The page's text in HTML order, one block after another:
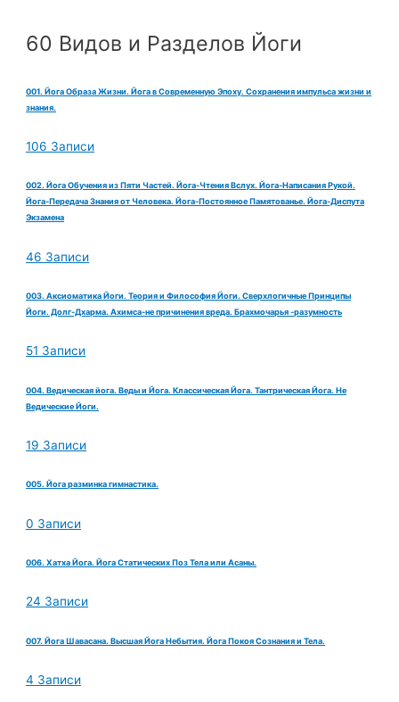
60 Видов и Разделов Йоги
001. Йога Образа Жизни. Йога в Современную Эпоху. Сохранения импульса жизни и
знания.
106 Записи
002. Йога Обучения из Пяти Частей. Йога-Чтения Вслух. Йога-Написания Рукой.
Йога-Передача Знания от Человека. Йога-Постоянное Памятованье. Йога-Диспута
Экзамена
46 Записи
003. Аксиоматика Йоги. Теория и Философия Йоги. Сверхлогичные Принципы
Йоги. Долг-Дхарма. Ахимса-не причинения вреда. Брахмочарья -разумность
51 Записи
004. Ведическая йога. Веды и Йога. Классическая Йога. Тантрическая Йога. Не
Ведические Йоги.
19 Записи
005. Йога разминка гимнастика.
0 Записи
006. Хатха Йога. Йога Статических Поз Тела или Асаны.
24 Записи
007. Йога Шавасана. Высшая Йога Небытия. Йога Покоя Сознания и Тела.
4 Записи